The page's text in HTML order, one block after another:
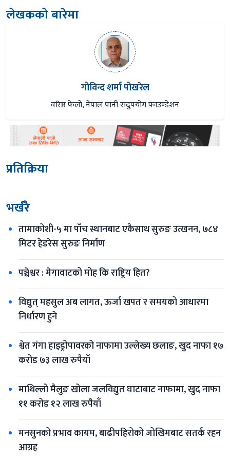
लेखकको बारेमा
गोविन्द शर्मा पोखरेल
वरिष्ठ फेलो, नेपाल पानी सदुपयोग फाउण्डेशन
प्रतिक्रिया
भर्खरै
तामाकोशी-५ मा पाँच स्थानबाट एकैसाथ सुरुङ उत्खनन, ७८४
मिटर हेडरेस सुरुङ निर्माण
पञ्चेश्वर : मेगावाटको मोह कि राष्ट्रिय हित?
विद्युत् महसुल अब लागत, ऊर्जा खपत र समयको आधारमा
निर्धारण हुने
श्वेत गंगा हाइड्रोपावरको नाफामा उल्लेख्य छलाङ, खुद नाफा १७
करोड ७३ लाख रुपैयाँ
माथिल्लो मैलुङ खोला जलविद्युत घाटाबाट नाफामा, खुद नाफा
११ करोड १२ लाख रुपैयाँ
मनसुनको प्रभाव कायम, बाढीपहिरोको जोखिमबाट सतर्क रहन
आग्रह